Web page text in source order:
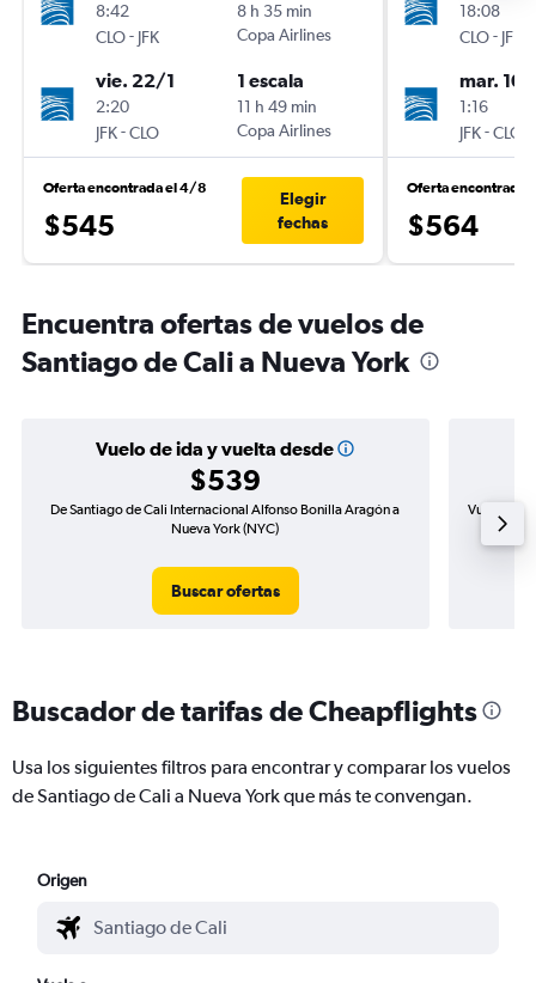
8:42
CLO- JFK
8 h 35 min
Copa Airlines
vie. 22/1
2:20
JFK-CLO
1 escala
11 h 49 min
Copa Airlines
Oferta encontrada el 4/8
$545
Elegir
fechas
18:08
CLO- JFK
mar. 10/
1:16
JFK-CLO
Oferta encontrada
$564
Encuentra ofertas de vuelos de
Santiago de Cali a Nueva York
Vuelo de ida y vuelta desde
$539
De Santiago de Cali Internacional Alfonso Bonilla Aragón a
Nueva York (NYC)
Buscar ofertas
Vuelo de
Buscador de tarifas de Cheapflights
Usa los siguientes filtros para encontrar y comparar los vuelos
de Santiago de Cali a Nueva York que más te convengan.
Origen